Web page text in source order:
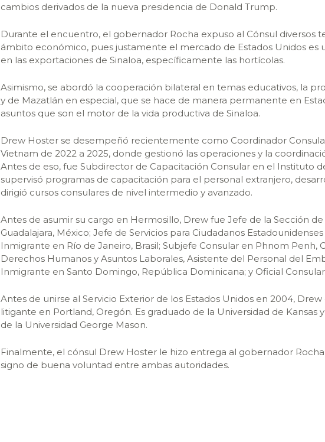
cambios derivados de la nueva presidencia de Donald Trump.
Durante el encuentro, el gobernador Rocha expuso al Cónsul diversos
ámbito económico, pues justamente el mercado de Estados Unidos es
en las exportaciones de Sinaloa, específicamente las hortícolas.
Asimismo, se abordó la cooperación bilateral en temas educativos, la
y de Mazatlán en especial, que se hace de manera permanente en
asuntos que son el motor de la vida productiva de Sinaloa.
Drew Hoster se desempeñó recientemente como Coordinador
Vietnam de 2022 a 2025, donde gestionó las operaciones y la
Antes de eso, fue Subdirector de Capacitación Consular en el Instituto
supervisó programas de capacitación para el personal extranjero,
dirigió cursos consulares de nivel intermedio y avanzado.
Antes de asumir su cargo en Hermosillo, Drew fue Jefe de la Sección
Guadalajara, México; Jefe de Servicios para Ciudadanos Estadounidenses
Inmigrante en Río de Janeiro, Brasil; Subjefe Consular en Phnom Penh,
Derechos Humanos y Asuntos Laborales, Asistente del Personal del
Inmigrante en Santo Domingo, República Dominicana; y Oficial
Antes de unirse al Servicio Exterior de los Estados Unidos en 2004,
litigante en Portland, Oregón. Es graduado de la Universidad de Kansas
de la Universidad George Mason.
Finalmente, el cónsul Drew Hoster le hizo entrega al gobernador
signo de buena voluntad entre ambas autoridades.